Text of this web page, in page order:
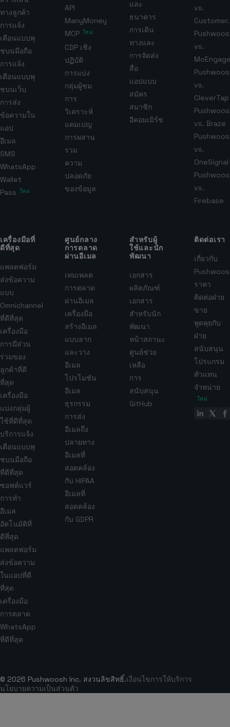
ทางลูกค้า
การแจ้ง
เตือนแบบพุ
ชบนมือถือ
การแจ้ง
เตือนแบบพุ
ชบนเว็บ
การส่ง
ข้อความใน
แอป
อีเมล
SMS
WhatsApp
Wallet
Pass ใหม่
API
ManyMoney
MCP ใหม่
CDP เชิง
ปฏิบัติ
การแบ่ง
กลุ่มผู้ชม
การ
วิเคราะห์
แคมเปญ
การผสาน
รวม
ความ
ปลอดภัย
ของข้อมูล
และ
ธนาคาร
การเดิน
ทางและ
การจัดส่ง
สื่อ
แอปแบบ
สมัคร
สมาชิก
อีคอมเมิร์ซ
vs.
vs.
vs.
CleverTap
vs. Braze
vs.
OneSignal
vs.
Firebase
เครื่องมือที่
ดีที่สุด
แพลตฟอร์ม
ส่งข้อความ
แบบ
Omnichannel
ที่ดีที่สุด
เครื่องมือ
การมีส่วน
ร่วมของ
ลูกค้าที่ดี
ที่สุด
เครื่องมือ
แบ่งกลุ่มผู้
ใช้ที่ดีที่สุด
บริการแจ้ง
เตือนแบบพุ
ชบนมือถือ
ที่ดีที่สุด
ซอฟต์แวร์
การทำ
อีเมล
อัตโนมัติที่
ดีที่สุด
แพลตฟอร์ม
ส่งข้อความ
ในแอปที่ดี
ที่สุด
เครื่องมือ
การตลาด
WhatsApp
ที่ดีที่สุด
ศูนย์กลาง
การตลาด
ผ่านอีเมล
เทมเพลต
การตลาด
ผ่านอีเมล
เครื่องมือ
สร้างอีเมล
แบบลาก
และวาง
อีเมล
โปรโมชัน
อีเมล
ธุรกรรม
การส่ง
อีเมลถึง
ปลายทาง
อีเมลที่
สอดคล้อง
กับ HIPAA
อีเมลที่
สอดคล้อง
กับ GDPR
สำหรับผู้
ใช้และนัก
พัฒนา
เอกสาร
ผลิตภัณฑ์
เอกสาร
สำหรับนัก
พัฒนา
หน้าสถานะ
ศูนย์ช่วย
เหลือ
การ
สนับสนุน
GitHub
ติดต่อเรา
เกี่ยวกับ
ราคา
ติดต่อฝ่าย
ขาย
พูดคุยกับ
ฝ่าย
สนับสนุน
โปรแกรม
ตัวแทน
จำหน่าย
ใหม่
© 2026 Pushwoosh Inc. สงวนลิขสิทธิ์.เงื่อนไขการให้บริการ
นโยบายความเป็นส่วนตัว